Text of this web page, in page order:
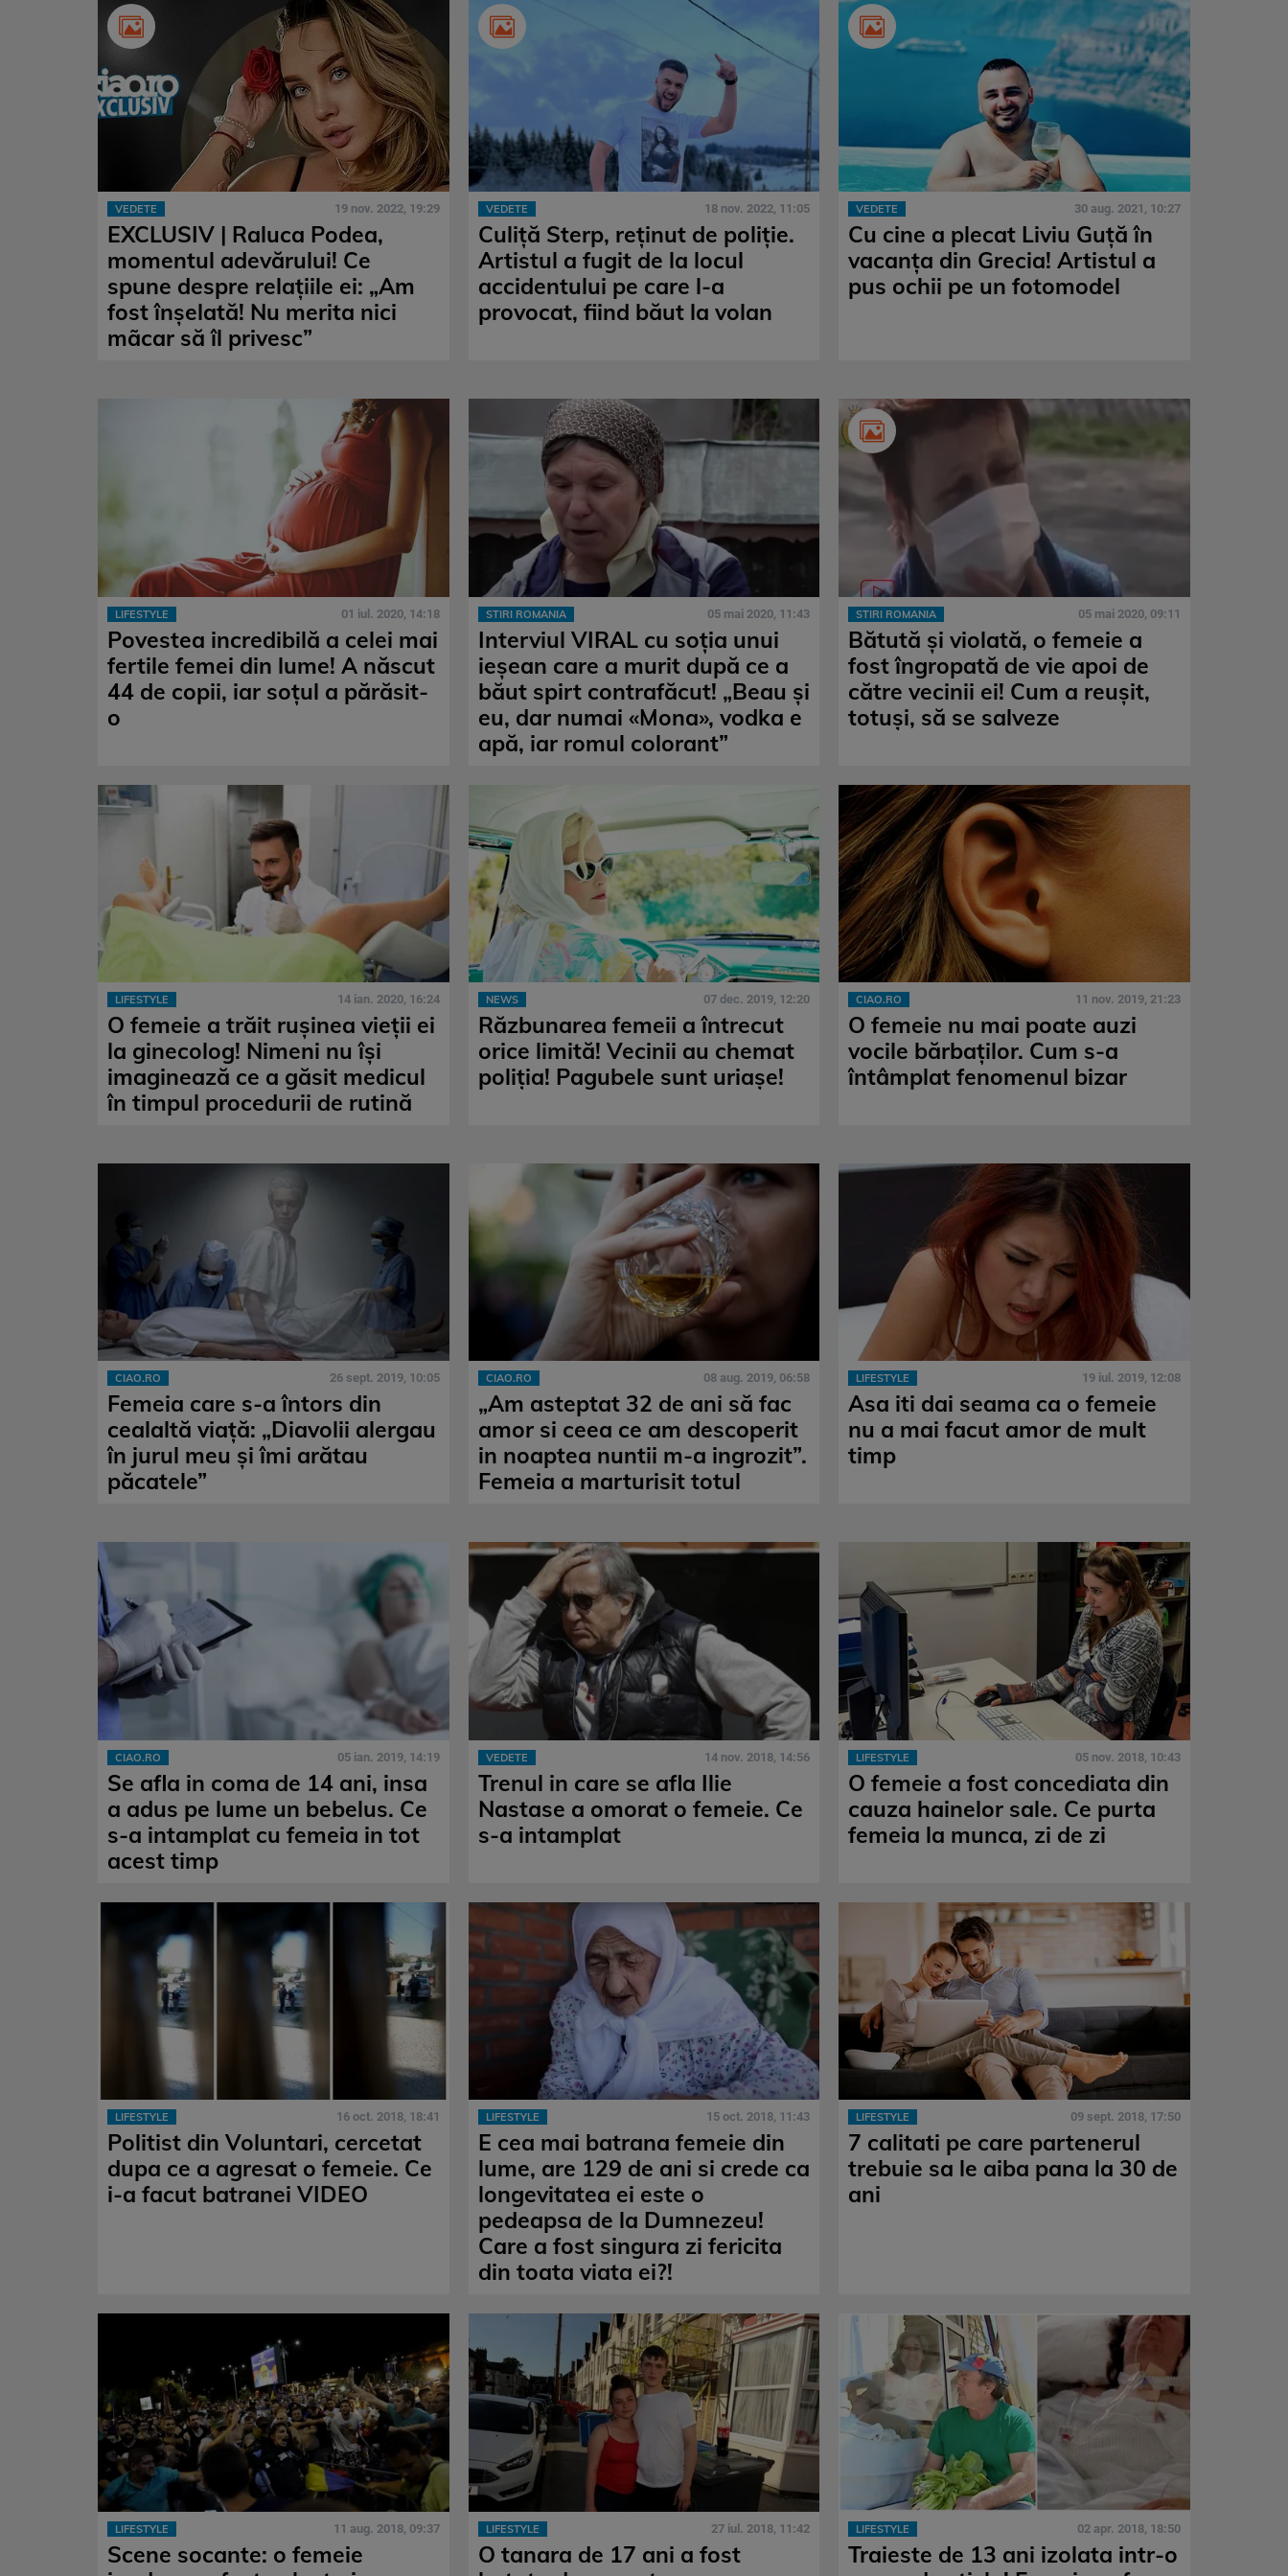
VEDETE 19 nov. 2022, 19:29
EXCLUSIV | Raluca Podea,
momentul adevărului! Ce
spune despre relațiile ei: „Am
fost înșelată! Nu merita nici
mãcar să îl privesc”
VEDETE 18 nov. 2022, 11:05
Culiță Sterp, reținut de poliție.
Artistul a fugit de la locul
accidentului pe care l-a
provocat, fiind băut la volan
VEDETE 30 aug. 2021, 10:27
Cu cine a plecat Liviu Guță în
vacanța din Grecia! Artistul a
pus ochii pe un fotomodel
LIFESTYLE 01 iul. 2020, 14:18
Povestea incredibilă a celei mai
fertile femei din lume! A născut
44 de copii, iar soţul a părăsit-
o
STIRI ROMANIA 05 mai 2020, 11:43
Interviul VIRAL cu soția unui
ieșean care a murit după ce a
băut spirt contrafăcut! „Beau și
eu, dar numai «Mona», vodka e
apă, iar romul colorant”
STIRI ROMANIA 05 mai 2020, 09:11
Bătută și violată, o femeie a
fost îngropată de vie apoi de
către vecinii ei! Cum a reușit,
totuși, să se salveze
LIFESTYLE 14 ian. 2020, 16:24
O femeie a trăit rușinea vieții ei
la ginecolog! Nimeni nu își
imaginează ce a găsit medicul
în timpul procedurii de rutină
NEWS 07 dec. 2019, 12:20
Răzbunarea femeii a întrecut
orice limită! Vecinii au chemat
poliția! Pagubele sunt uriașe!
CIAO.RO 11 nov. 2019, 21:23
O femeie nu mai poate auzi
vocile bărbaților. Cum s-a
întâmplat fenomenul bizar
CIAO.RO 26 sept. 2019, 10:05
Femeia care s-a întors din
cealaltă viață: „Diavolii alergau
în jurul meu şi îmi arătau
păcatele”
CIAO.RO 08 aug. 2019, 06:58
„Am asteptat 32 de ani să fac
amor si ceea ce am descoperit
in noaptea nuntii m-a ingrozit”.
Femeia a marturisit totul
LIFESTYLE 19 iul. 2019, 12:08
Asa iti dai seama ca o femeie
nu a mai facut amor de mult
timp
CIAO.RO 05 ian. 2019, 14:19
Se afla in coma de 14 ani, insa
a adus pe lume un bebelus. Ce
s-a intamplat cu femeia in tot
acest timp
VEDETE 14 nov. 2018, 14:56
Trenul in care se afla Ilie
Nastase a omorat o femeie. Ce
s-a intamplat
LIFESTYLE 05 nov. 2018, 10:43
O femeie a fost concediata din
cauza hainelor sale. Ce purta
femeia la munca, zi de zi
LIFESTYLE 16 oct. 2018, 18:41
Politist din Voluntari, cercetat
dupa ce a agresat o femeie. Ce
i-a facut batranei VIDEO
LIFESTYLE 15 oct. 2018, 11:43
E cea mai batrana femeie din
lume, are 129 de ani si crede ca
longevitatea ei este o
pedeapsa de la Dumnezeu!
Care a fost singura zi fericita
din toata viata ei?!
LIFESTYLE 09 sept. 2018, 17:50
7 calitati pe care partenerul
trebuie sa le aiba pana la 30 de
ani
LIFESTYLE 11 aug. 2018, 09:37
Scene socante: o femeie
LIFESTYLE 27 iul. 2018, 11:42
O tanara de 17 ani a fost
LIFESTYLE 02 apr. 2018, 18:50
Traieste de 13 ani izolata intr-o